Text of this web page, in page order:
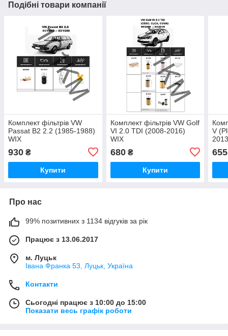
Подібні товари компанії
Комплект фільтрів VW
Passat B2 2.2 (1985-1988)
WIX
930 ₴
Купити
Комплект фільтрів VW Golf
VI 2.0 TDI (2008-2016)
WIX
680₴
Купити
V
655
Про нас
99% позитивних з 1134 відгуків за рік
Працює з 13.06.2017
м. Луцьк
Івана Франка 53, Луцьк, Україна
Контакти
Сьогодні працює з 10:00 до 15:00
Показати весь графік роботи